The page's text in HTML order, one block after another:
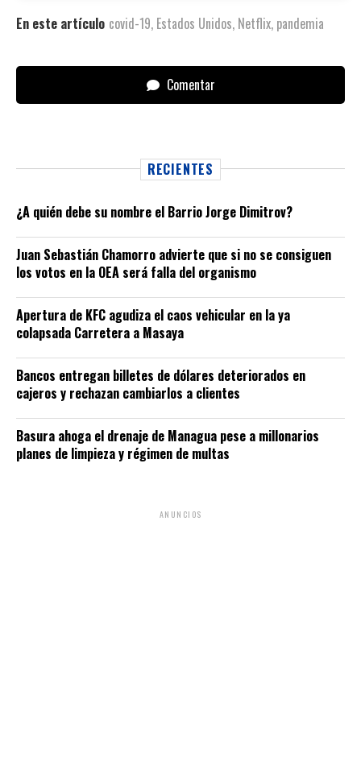
En este artículo covid-19, Estados Unidos, Netflix, pandemia
Comentar
RECIENTES
¿A quién debe su nombre el Barrio Jorge Dimitrov?
Juan Sebastián Chamorro advierte que si no se consiguen
los votos en la OEA será falla del organismo
Apertura de KFC agudiza el caos vehicular en la ya
colapsada Carretera a Masaya
Bancos entregan billetes de dólares deteriorados en
cajeros y rechazan cambiarlos a clientes
Basura ahoga el drenaje de Managua pese a millonarios
planes de limpieza y régimen de multas
ANUNCIOS